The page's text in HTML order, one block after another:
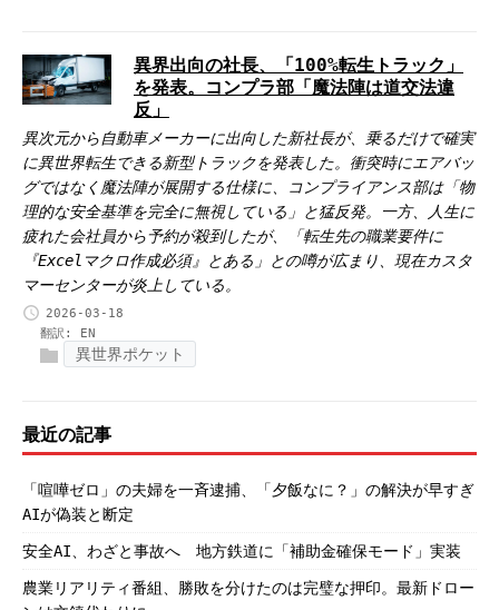
異界出向の社長、「100%転生トラック」
を発表。コンプラ部「魔法陣は道交法違
反」
異次元から自動車メーカーに出向した新社長が、乗るだけで確実
に異世界転生できる新型トラックを発表した。衝突時にエアバッ
グではなく魔法陣が展開する仕様に、コンプライアンス部は「物
理的な安全基準を完全に無視している」と猛反発。一方、人生に
疲れた会社員から予約が殺到したが、「転生先の職業要件に
『Excelマクロ作成必須』とある」との噂が広まり、現在カスタ
マーセンターが炎上している。
2026-03-18
翻訳: EN
異世界ポケット
最近の記事
「喧嘩ゼロ」の夫婦を一斉逮捕、「夕飯なに？」の解決が早すぎ
AIが偽装と断定
安全AI、わざと事故へ 地方鉄道に「補助金確保モード」実装
農業リアリティ番組、勝敗を分けたのは完璧な押印。最新ドロー